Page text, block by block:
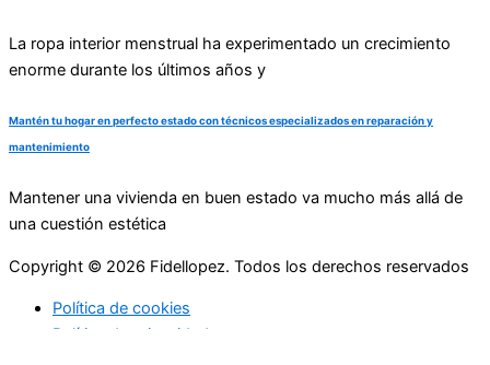
La ropa interior menstrual ha experimentado un crecimiento
enorme durante los últimos años y
Mantén tu hogar en perfecto estado con técnicos especializados en reparación y
mantenimiento
Mantener una vivienda en buen estado va mucho más allá de
una cuestión estética
Copyright © 2026 Fidellopez. Todos los derechos reservados
Política de cookies
Política de privacidad